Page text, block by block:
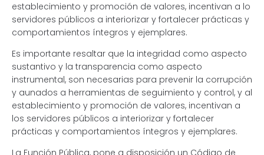
establecimiento y promoción de valores, incentivan a lo
servidores públicos a interiorizar y fortalecer prácticas y
comportamientos íntegros y ejemplares.
Es importante resaltar que la integridad como aspecto
sustantivo y la transparencia como aspecto
instrumental, son necesarias para prevenir la corrupción
y aunados a herramientas de seguimiento y control, y al
establecimiento y promoción de valores, incentivan a
los servidores públicos a interiorizar y fortalecer
prácticas y comportamientos íntegros y ejemplares.
La Función Pública, pone a disposición un Código de